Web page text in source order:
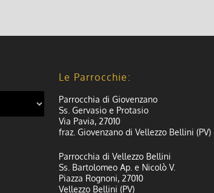
Le Parrocchie:
Parrocchia di Giovenzano
Ss. Gervasio e Protasio
Via Pavia, 27010
fraz. Giovenzano di Vellezzo Bellini (PV)
Parrocchia di Vellezzo Bellini
Ss. Bartolomeo Ap. e Nicolò V.
Piazza Rognoni, 27010
Vellezzo Bellini (PV)